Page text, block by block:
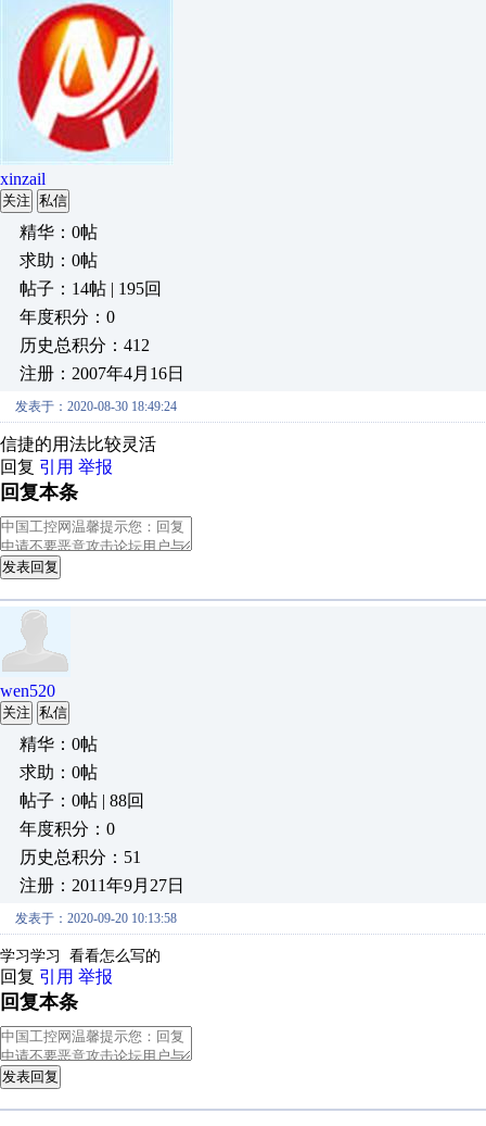
xinzail
关注 私信
精华：0帖
求助：0帖
帖子：14帖 | 195回
年度积分：0
历史总积分：412
注册：2007年4月16日
发表于：2020-08-30 18:49:24
信捷的用法比较灵活
回复 引用 举报
回复本条
发表回复
wen520
关注 私信
精华：0帖
求助：0帖
帖子：0帖 | 88回
年度积分：0
历史总积分：51
注册：2011年9月27日
发表于：2020-09-20 10:13:58
学习学习 看看怎么写的
回复 引用 举报
回复本条
发表回复